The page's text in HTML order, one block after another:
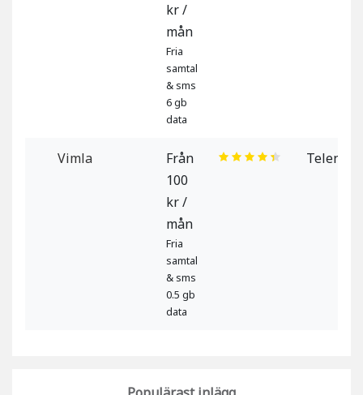
kr /
mån
Fria
samtal
& sms
6 gb
data
Vimla
Från
100
kr /
mån
Fria
samtal
& sms
0.5 gb
data
Telenor